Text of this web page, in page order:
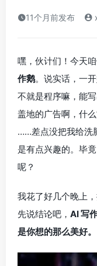
11个月前发布
嘿，伙计们！今天
作鹅。说实话，一
不就是程序嘛，能
盖地的广告啊，什么
……差点没把我给洗
是有点兴趣的。毕
呢？
我花了好几个晚上
先说结论吧， AI 写
是你想的那么美好。